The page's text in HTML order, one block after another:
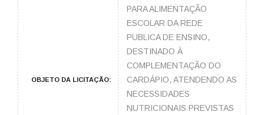
OBJETO DA LICITAÇÃO:
PARA ALIMENTAÇÃO
ESCOLAR DA REDE
PUBLICA DE ENSINO,
DESTINADO À
COMPLEMENTAÇÃO DO
CARDÁPIO, ATENDENDO AS
NECESSIDADES
NUTRICIONAIS PREVISTAS